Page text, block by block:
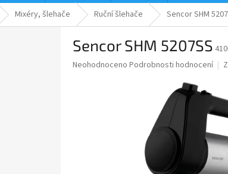
Mixéry, šlehače Ruční šlehače Sencor SHM
Sencor SHM 5207SS
Průměrné
Neohodnoceno Podrobnosti hodnocení